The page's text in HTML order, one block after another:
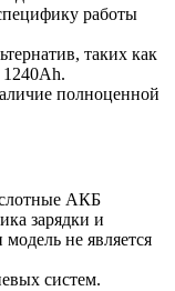
работы
таких как
1240Ah.
полноценной
АКБ
зарядки и
не является
систем.